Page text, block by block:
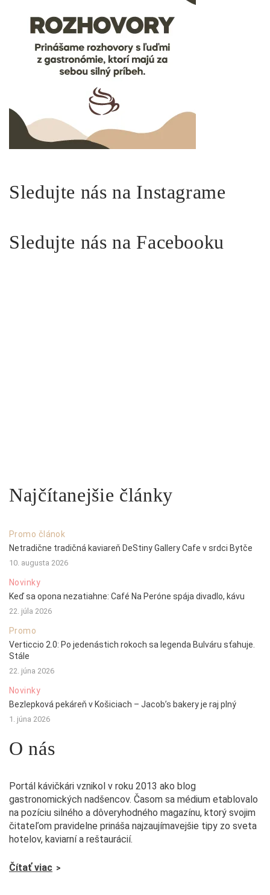
Sledujte nás na Instagrame
Sledujte nás na Facebooku
Najčítanejšie články
Promo článok
Netradične tradičná kaviareň DeStiny Gallery Cafe v srdci Bytče
10. augusta 2026
Novinky
Keď sa opona nezatiahne: Café Na Peróne spája divadlo, kávu
22. júla 2026
Promo
Verticcio 2.0: Po jedenástich rokoch sa legenda Bulváru sťahuje.
Stále
22. júna 2026
Novinky
Bezlepková pekáreň v Košiciach – Jacob’s bakery je raj plný
1. júna 2026
O nás
Portál kávičkári vznikol v roku 2013 ako blog
gastronomických nadšencov. Časom sa médium etablovalo
na pozíciu silného a dôveryhodného magazínu, ktorý svojim
čitateľom pravidelne prináša najzaujímavejšie tipy zo sveta
hotelov, kaviarní a reštaurácií.
Čítať viac